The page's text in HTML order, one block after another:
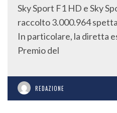
Sky Sport F1 HD e Sky
raccolto 3.000.964
In particolare, la diretta
Premio del
REDAZIONE